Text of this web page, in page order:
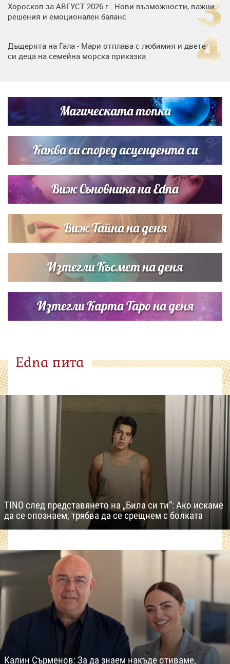
Хороскоп за АВГУСТ 2026 г.: Нови възможности, важни
решения и емоционален баланс
Дъщерята на Гала - Мари отплава с любимия и двете
си деца на семейна морска приказка
Димов издадоха своето любимо място
Дъщерята на Тодор Батков вдигна сватба, Стоичков и
Братя Аргирови я изненадаха с песен
Магическата топка
Каква си според асцендента си
Виж Съновника на Edna
Виж Тайна на деня
Изтегли Късмет на деня
Изтегли Карта Таро на деня
Edna пита
TINO след представянето на „Била си ти“: Ако искаме
да се опознаем, трябва да се срещнем с болката
Калин Сърменов: За да знаем накъде отиваме,